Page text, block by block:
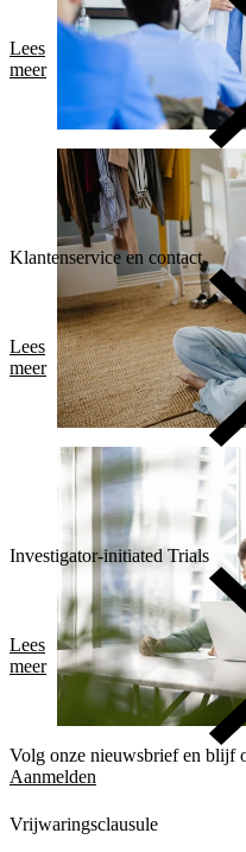
Lees
meer
Klantenservice en contact
Lees
meer
Investigator-initiated Trials
Lees
meer
Volg onze nieuwsbrief en blijf
Aanmelden
Vrijwaringsclausule